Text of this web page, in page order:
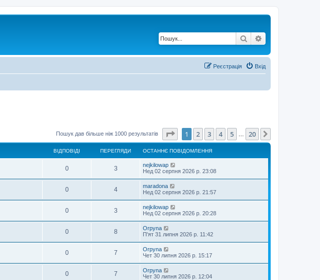
Пошук
Вхід
Реєстрація
Пошук дав більше ніж 1000 результатів Сторінка 1з 20
1 2 3 4 5 20
ВІДПОВІДІ ПЕРЕГЛЯДИ ОСТАННЄ ПОВІДОМЛЕННЯ
0 3
nejkilowap
Нед 02 серпня 2026 р. 23:08
0 4
maradona
Нед 02 серпня 2026 р. 21:57
0 3
nejkilowap
Нед 02 серпня 2026 р. 20:28
0 8
Orpyna
П'ят 31 липня 2026 р. 11:42
0 7
Orpyna
Чет 30 липня 2026 р. 15:17
0 7
Orpyna
Чет 30 липня 2026 р. 12:04